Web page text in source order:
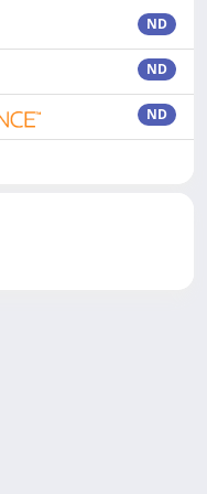
ND
ND
ND